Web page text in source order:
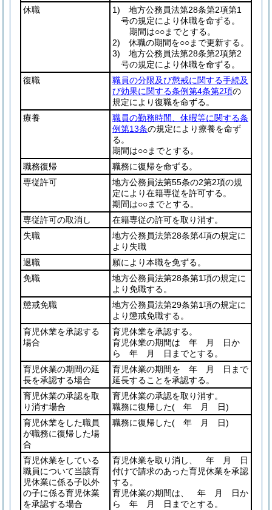
休職
1) 地方公務員法第28条第2項第1
号の規定により休職を命ずる。
期間は○○までとする。
2) 休職の期間を○○まで更新する。
3) 地方公務員法第28条第2項第2
号の規定により休職を命ずる。
復職
職員の分限及び懲戒に関する手続及
び効果に関する条例第4条第2項の
規定により復職を命ずる。
療養
職員の勤務時間、休暇等に関する条
例第13条の規定により療養を命ず
る。
期間は○○までとする。
職務復帰
職務に復帰を命ずる。
専従許可
地方公務員法第55条の2第2項の規
定により在籍専従を許可する。
期間は○○までとする。
専従許可の取消し
在籍専従の許可を取り消す。
失職
地方公務員法第28条第4項の規定に
より失職
退職
願により本職を免ずる。
免職
地方公務員法第28条第1項の規定に
より免職する。
懲戒免職
地方公務員法第29条第1項の規定に
より懲戒免職する。
育児休業を承認する
場合
育児休業を承認する。
育児休業の期間は 年 月 日か
ら 年 月 日までとする。
育児休業の期間の延
長を承認する場合
育児休業の期間を 年 月 日まで
延長することを承認する。
育児休業の承認を取
り消す場合
育児休業の承認を取り消す。
職務に復帰した( 年 月 日)
育児休業をした職員
が職務に復帰した場
合
職務に復帰した( 年 月 日)
育児休業をしている
職員について当該育
児休業に係る子以外
の子に係る育児休業
を承認する場合
育児休業を取り消し、 年 月 日
付けで請求のあった育児休業を承認
する。
育児休業の期間は、 年 月 日か
ら 年 月 日までとする。